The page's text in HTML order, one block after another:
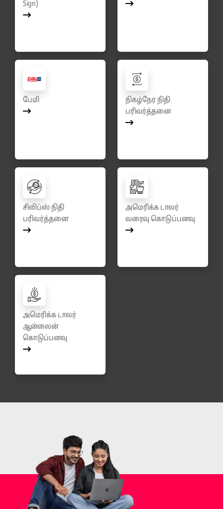
Sign)
பேமி
நிகழ்நேர நிதி
பரிவர்த்தனை
சிலிப்ஸ் நிதி
பரிவர்த்தனை
அமெரிக்க டாலர்
வரைவு கொடுப்பனவு
அமெரிக்க டாலர்
ஆன்லைன்
கொடுப்பனவு